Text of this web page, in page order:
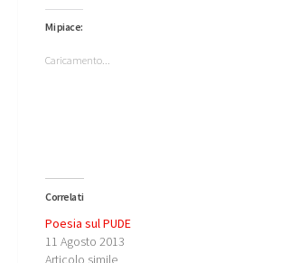
Mi piace:
Caricamento...
Correlati
Poesia sul PUDE
11 Agosto 2013
Articolo simile